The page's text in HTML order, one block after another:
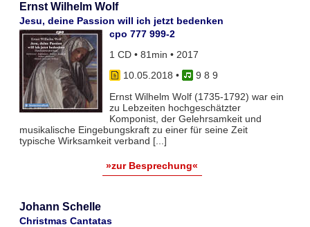
Ernst Wilhelm Wolf
Jesu, deine Passion will ich jetzt bedenken
cpo 777 999-2
1 CD • 81min • 2017
10.05.2018 •
9 8 9
Ernst Wilhelm Wolf (1735-1792) war ein
zu Lebzeiten hochgeschätzter
Komponist, der Gelehrsamkeit und
musikalische Eingebungskraft zu einer für seine Zeit
typische Wirksamkeit verband [...]
»zur Besprechung«
Johann Schelle
Christmas Cantatas